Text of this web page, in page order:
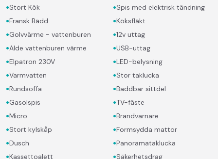
•Stort Kök
•Fransk Bädd
•Golvvärme - vattenburen
•Alde vattenburen värme
•Elpatron 230V
•Varmvatten
•Rundsoffa
•Gasolspis
•Micro
•Stort kylskåp
•Dusch
•Kassettoalett
•Spis med elektrisk tändning
•Köksfläkt
•12v uttag
•USB-uttag
•LED-belysning
•Stor taklucka
•Bäddbar sittdel
•TV-fäste
•Brandvarnare
•Formsydda mattor
•Panoramataklucka
•Säkerhetsdrag